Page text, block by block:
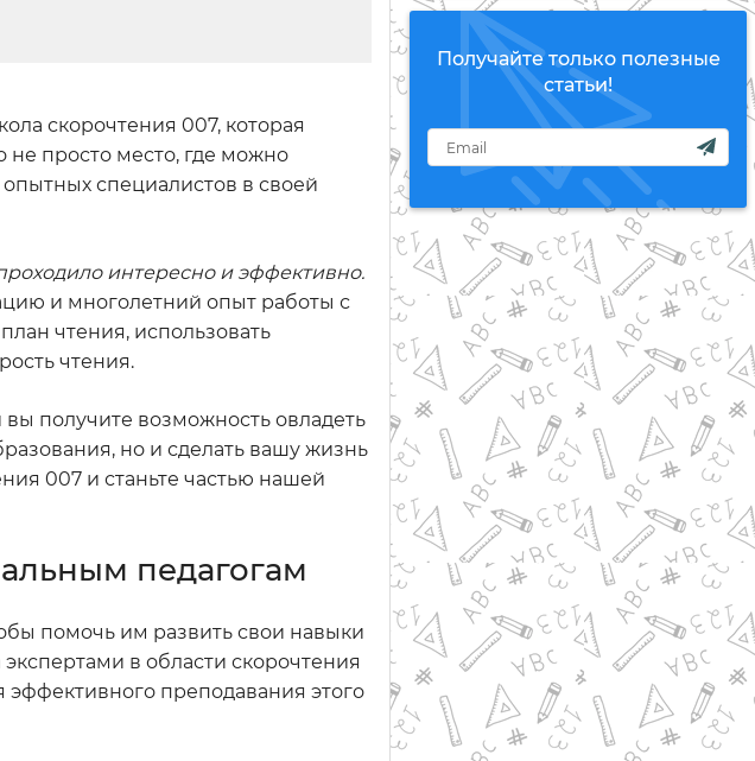
Получайте только полезные
статьи!
скорочтения 007, которая
не просто место, где можно
опытных специалистов в своей
интересно и эффективно.
и многолетний опыт работы с
чтения, использовать
чтения.
получите возможность овладеть
но и сделать вашу жизнь
007 и станьте частью нашей
педагогам
помочь им развить свои навыки
в области скорочтения
преподавания этого